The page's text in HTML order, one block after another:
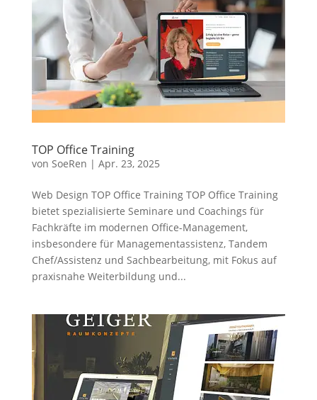
TOP Office Training
von SoeRen | Apr. 23, 2025
Web Design TOP Office Training TOP Office Training
bietet spezialisierte Seminare und Coachings für
Fachkräfte im modernen Office-Management,
insbesondere für Managementassistenz, Tandem
Chef/Assistenz und Sachbearbeitung, mit Fokus auf
praxisnahe Weiterbildung und...